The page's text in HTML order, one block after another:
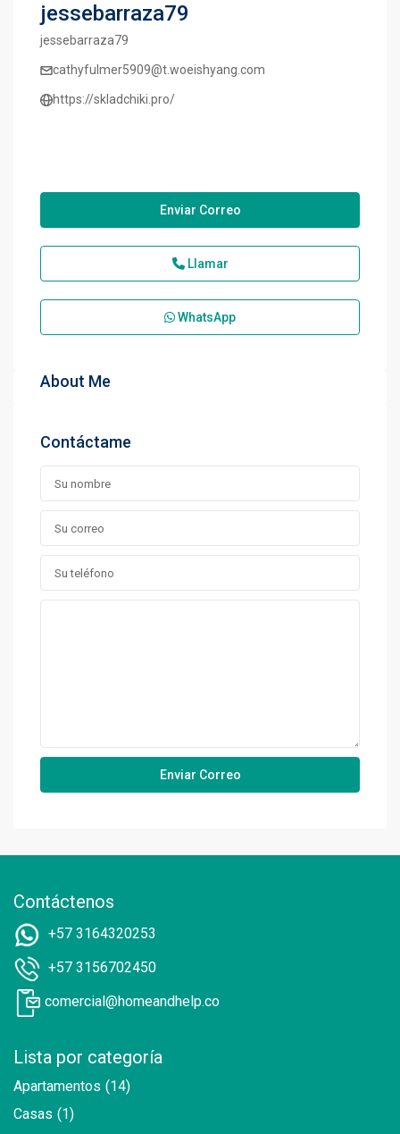
jessebarraza79
jessebarraza79
cathyfulmer5909@t.woeishyang.com
https://skladchiki.pro/
Enviar Correo
Llamar
WhatsApp
About Me
Contáctame
Contáctenos
+57 3164320253
+57 3156702450
comercial@homeandhelp.co
Lista por categoría
Apartamentos (14)
Casas (1)